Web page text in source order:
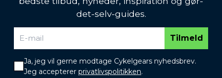
det-selv-guides.
Tilmeld
Ja, jeg vil gerne modtage Cykelgears nyhedsbrev.
Jeg accepterer privatlivspolitikken.